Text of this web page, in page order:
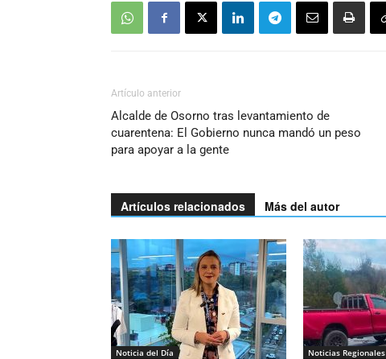
Artículo anterior
Alcalde de Osorno tras levantamiento de
cuarentena: El Gobierno nunca mandó un peso
para apoyar a la gente
Artículos relacionados Más del autor
Noticia del Día Noticias Regionales